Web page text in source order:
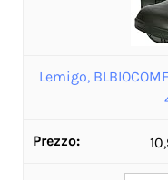
Lemigo,